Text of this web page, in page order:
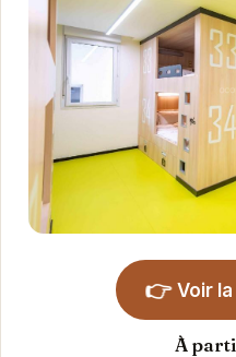
👉 Voir
À